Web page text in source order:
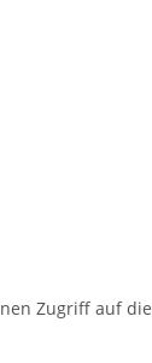
Zugriff auf die